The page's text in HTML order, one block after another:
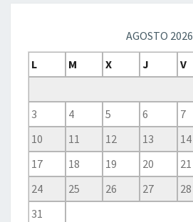
AGOSTO 2026
L
M X J V
3
4 5 6 7
10
11 12 13 14
17
18 19 20 21
24
25 26 27 28
31